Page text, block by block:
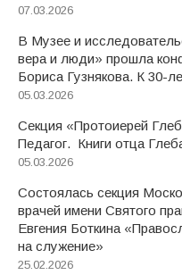
07.03.2026
В Музее и
вера и люди» прошла
Бориса Гузнякова. К 30-
05.03.2026
Секция «Протоиерей
Педагог. Книги отца
05.03.2026
Состоялась секция
врачей имени Святого
Евгения Боткина
на служение»
25.02.2026